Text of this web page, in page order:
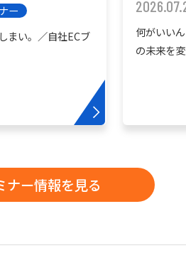
ー
まい。／自社ECブ
何がいい
の未来を
ナー情報を見る